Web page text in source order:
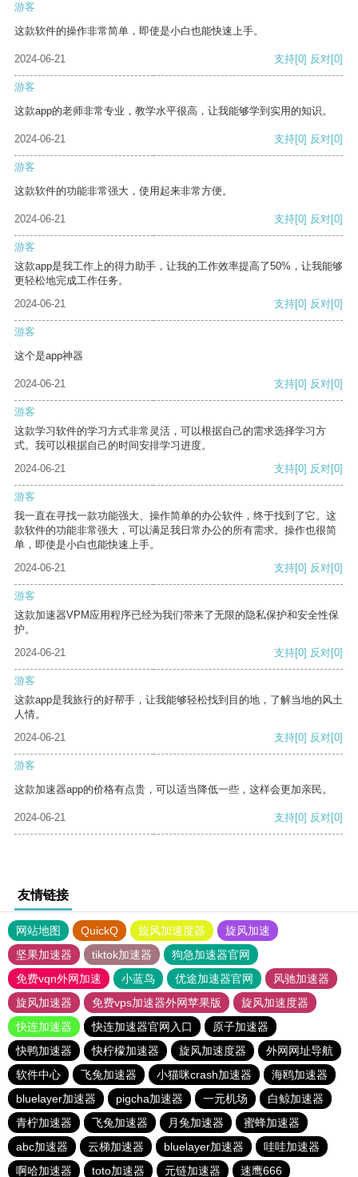
游客
这款软件的操作非常简单，即使是小白也能快速上手。
2024-06-21 支持[0] 反对[0]
游客
这款app的老师非常专业，教学水平很高，让我能够学到实用的知识。
2024-06-21 支持[0] 反对[0]
游客
这款软件的功能非常强大，使用起来非常方便。
2024-06-21 支持[0] 反对[0]
游客
这款app是我工作上的得力助手，让我的工作效率提高了50%，让我能够
更轻松地完成工作任务。
2024-06-21
支持[0] 反对[0]
游客
这个是app神器
2024-06-21 支持[0] 反对[0]
游客
这款学习软件的学习方式非常灵活，可以根据自己的需求选择学习方
式。我可以根据自己的时间安排学习进度。
2024-06-21
支持[0] 反对[0]
游客
我一直在寻找一款功能强大、操作简单的办公软件，终于找到了它。这
款软件的功能非常强大，可以满足我日常办公的所有需求。操作也很简
单，即使是小白也能快速上手。
2024-06-21
支持[0] 反对[0]
游客
这款加速器VPM应用程序已经为我们带来了无限的隐私保护和安全性保
护。
2024-06-21
支持[0] 反对[0]
游客
这款app是我旅行的好帮手，让我能够轻松找到目的地，了解当地的风土
人情。
2024-06-21
支持[0] 反对[0]
游客
这款加速器app的价格有点贵，可以适当降低一些，这样会更加亲民。
2024-06-21 支持[0] 反对[0]
友情链接
网站地图 QuickQ 旋风加速度器
旋风加速
坚果加速器
tiktok加速器
狗急加速器官网
免费vqn外网加速
小蓝鸟 优途加速器官网
风驰加速器
旋风加速器
免费vps加速器外网苹果版
旋风加速度器
快连加速器
快连加速器官网入口
原子加速器
快鸭加速器
快柠檬加速器 旋风加速度器
外网网址导航
软件中心
飞兔加速器 小猫咪crash加速器
海鸥加速器
bluelayer加速器
pigcha加速器 一元机场
白鲸加速器
青柠加速器
飞兔加速器 月兔加速器
蜜蜂加速器
abc加速器
云梯加速器 bluelayer加速器
哇哇加速器
啊哈加速器
toto加速器 元链加速器 速鹰666